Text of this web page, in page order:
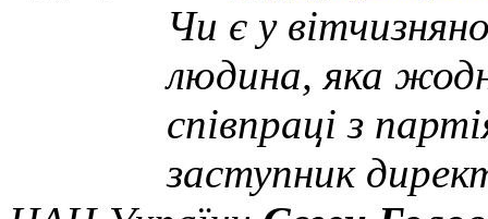
Чи є у
людина, яка
співпраці з
заступник